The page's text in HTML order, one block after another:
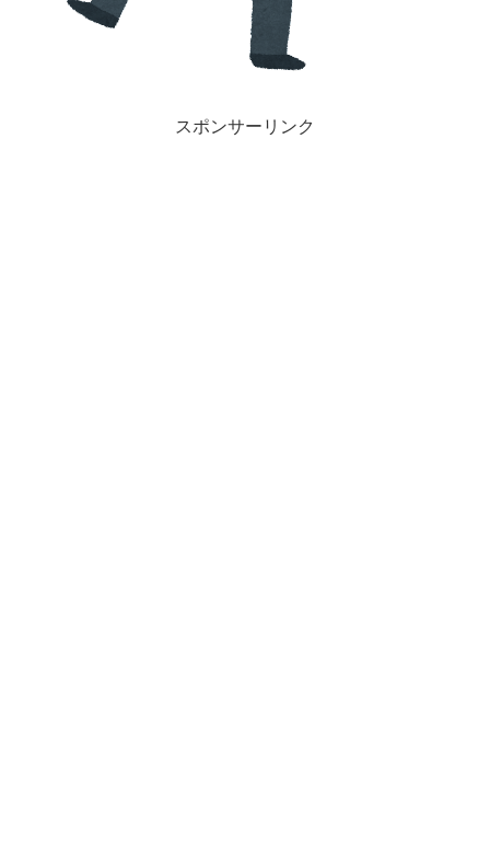
スポンサーリンク